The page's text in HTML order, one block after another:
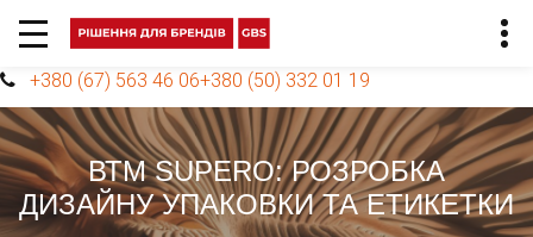
+380 (67) 563 46 06+380 (50) 332 01 19
ВТМ SUPERO: РОЗРОБКА
ДИЗАЙНУ УПАКОВКИ ТА ЕТИКЕТКИ